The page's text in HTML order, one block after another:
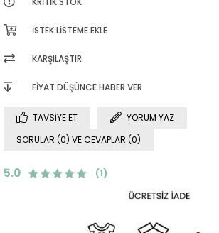
İSTEK LISTEME EKLE
KARŞILAŞTIR
FIYAT DÜŞÜNCE HABER VER
TAVSIYE ET
YORUM YAZ
SORULAR (0) VE CEVAPLAR (0)
5.0 (1)